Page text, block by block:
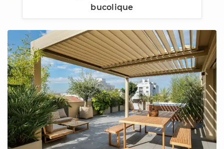
bucolique